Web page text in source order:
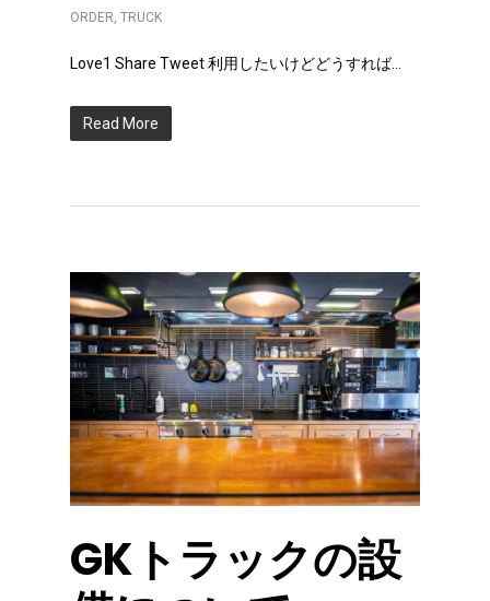
ORDER, TRUCK
Love1 Share Tweet 利用したいけどどうすれば...
Read More
GKトラックの設